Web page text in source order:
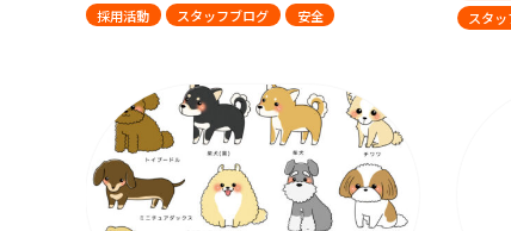
採用活動
スタッフブログ 安全
スタ